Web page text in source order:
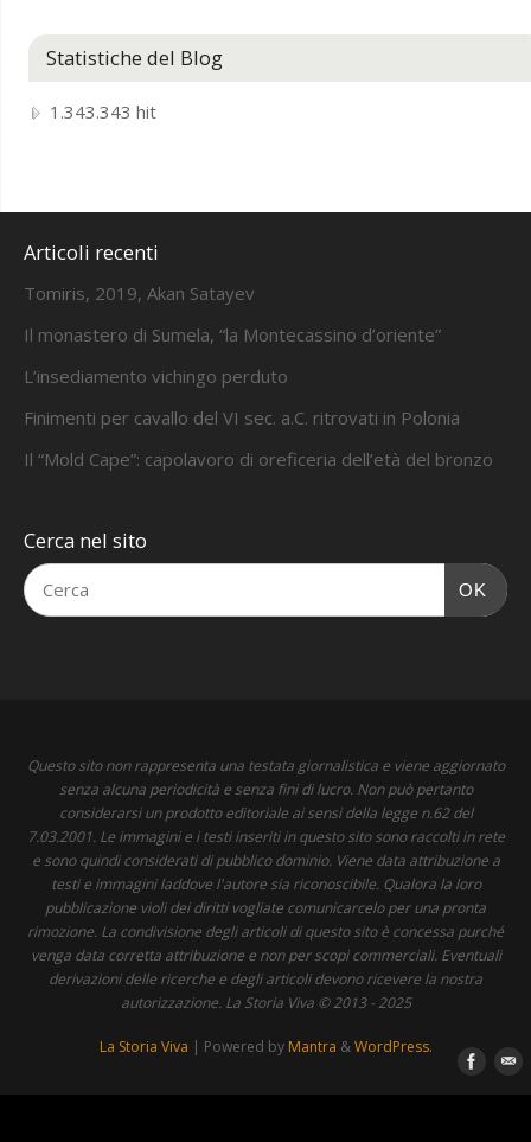
Statistiche del Blog
1.343.343 hit
Articoli recenti
Tomiris, 2019, Akan Satayev
Il monastero di Sumela, “la Montecassino d’oriente”
L’insediamento vichingo perduto
Finimenti per cavallo del VI sec. a.C. ritrovati in Polonia
Il “Mold Cape”: capolavoro di oreficeria dell’età del bronzo
Cerca nel sito
OK
Questo sito non rappresenta una testata giornalistica e viene aggiornato
senza alcuna periodicità e senza fini di lucro. Non può pertanto
considerarsi un prodotto editoriale ai sensi della legge n.62 del
7.03.2001. Le immagini e i testi inseriti in questo sito sono raccolti in rete
e sono quindi considerati di pubblico dominio. Viene data attribuzione a
testi e immagini laddove l'autore sia riconoscibile. Qualora la loro
pubblicazione violi dei diritti vogliate comunicarcelo per una pronta
rimozione. La condivisione degli articoli di questo sito è concessa purché
venga data corretta attribuzione e non per scopi commerciali. Eventuali
derivazioni delle ricerche e degli articoli devono ricevere la nostra
autorizzazione. La Storia Viva © 2013 - 2025
La Storia Viva | Powered by Mantra &WordPress.